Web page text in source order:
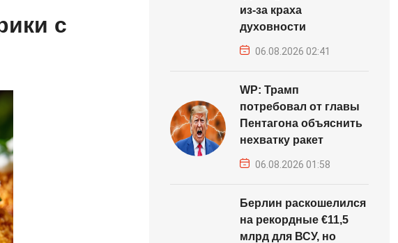
с
из-за краха
духовности
06.08.2026 02:41
WP: Трамп
потребовал от главы
Пентагона объяснить
нехватку ракет
06.08.2026 01:58
Берлин раскошелился
на рекордные €11,5
млрд для ВСУ, но